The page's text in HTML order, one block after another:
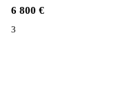
6 800 €
3